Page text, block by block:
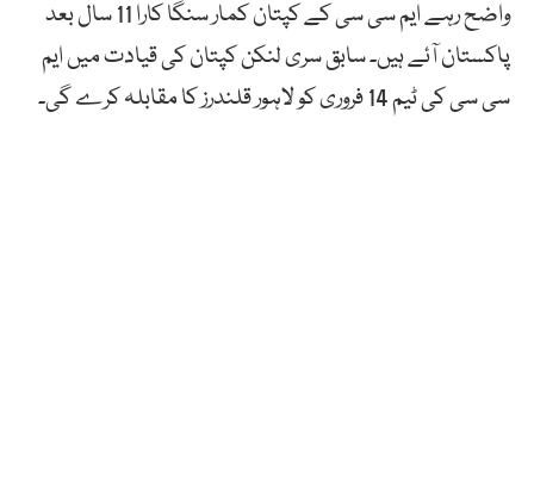
واضح رہے ایم سی سی کے کپتان کمار سنگا کارا 11 سال بعد
پاکستان آئے ہیں۔ سابق سری لنکن کپتان کی قیادت میں ایم
سی سی کی ٹیم 14 فروری کو لاہور قلندرز کا مقابلہ کرے گی۔